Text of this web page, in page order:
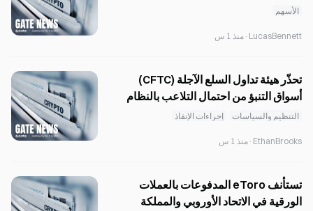
الأرباح، ويصف شحّ المعروض بأنه مؤقت.
الأسهم
LucasBennett
· منذ 1 س
تحذّر هيئة تداول السلع الآجلة (CFTC)
أسواق التنبؤ من احتمال التلاعب بالنظام
الأميركي.
التنظيم والسياسات إجراءات الإنفاذ
EthanBrooks
· منذ 1 س
تستأنف eToro المدفوعات بالعملات
الورقية في الاتحاد الأوروبي والمملكة